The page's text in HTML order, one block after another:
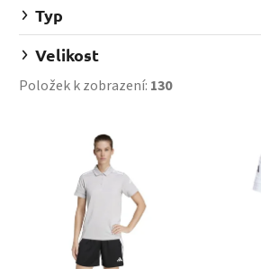
Typ
Velikost
Položek k zobrazení: 130